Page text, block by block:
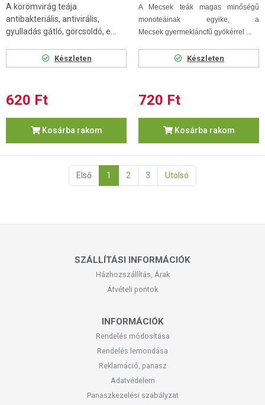
A körömvirág teája
antibakteriális, antivirális,
gyulladás gátló, görcsoldó, e...
Készleten
620 Ft
Kosárba rakom
A Mecsek teák magas minőségű
monoteáinak egyike, a
Mecsek gyermekláncfű gyökérrel ...
Készleten
720 Ft
Kosárba rakom
Első 1 2 3 Utolsó
SZÁLLÍTÁSI INFORMÁCIÓK
Házhozszállítás, Árak
Átvételi pontok
INFORMÁCIÓK
Rendelés módosítása
Rendelés lemondása
Reklamáció, panasz
Adatvédelem
Panaszkezelési szabályzat